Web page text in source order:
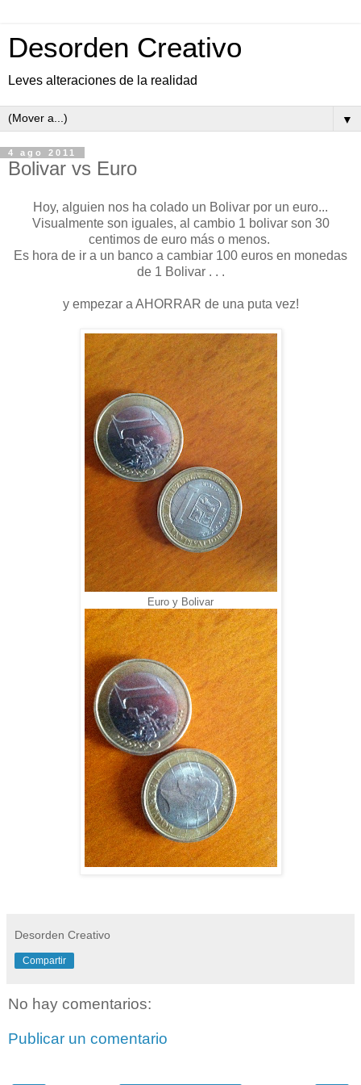
Desorden Creativo
Leves alteraciones de la realidad
▼
4 ago 2011
Bolivar vs Euro
Hoy, alguien nos ha colado un Bolivar por un euro...
Visualmente son iguales, al cambio 1 bolivar son 30
centimos de euro más o menos.
Es hora de ir a un banco a cambiar 100 euros en monedas
de 1 Bolivar . . .
y empezar a AHORRAR de una puta vez!
Euro y Bolivar
Desorden Creativo
Compartir
No hay comentarios:
Publicar un comentario